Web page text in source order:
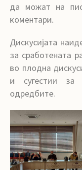
да можат на
коментари.
Дискусијата
за сработената
во плодна
и сугестии за
одредбите.